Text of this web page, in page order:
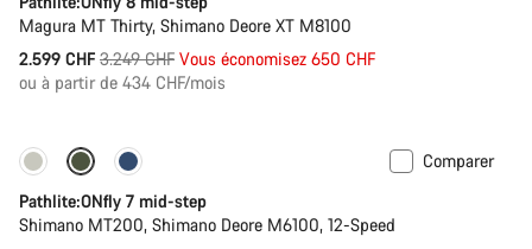
Magura MT Thirty, Shimano Deore XT M8100
2.599 CHF Prix
3.249 CHF Vous économisez 650 CHF
ou à partir de 434 CHF/mois
Comparer
Pathlite:ONfly 7 mid-step
Shimano MT200, Shimano Deore M6100, 12-Speed